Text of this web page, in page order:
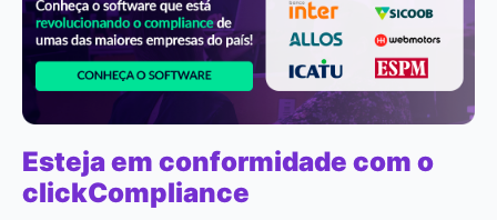
Esteja em conformidade com o
clickCompliance